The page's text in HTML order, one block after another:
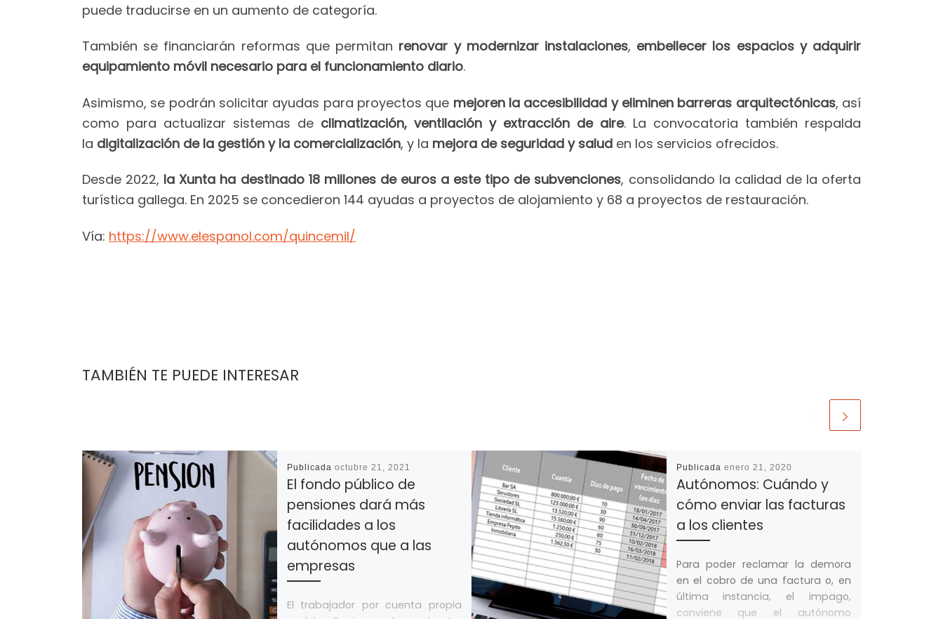
puede traducirse en un aumento de categoría.
También se financiarán reformas que permitan renovar y modernizar instalaciones, embellecer los espacios y adquirir
equipamiento móvil necesario para el funcionamiento diario.
Asimismo, se podrán solicitar ayudas para proyectos que mejoren la accesibilidad y eliminen barreras arquitectónicas, así
como para actualizar sistemas de climatización, ventilación y extracción de aire. La convocatoria también respalda
la digitalización de la gestión y la comercialización, y la mejora de seguridad y salud en los servicios ofrecidos.
Desde 2022, la Xunta ha destinado 18 millones de euros a este tipo de subvenciones, consolidando la calidad de la oferta
turística gallega. En 2025 se concedieron 144 ayudas a proyectos de alojamiento y 68 a proyectos de restauración.
Vía: https://www.elespanol.com/quincemil/
TAMBIÉN TE PUEDE INTERESAR
Publicada octubre 21, 2021
El fondo público de
pensiones dará más
facilidades a los
autónomos que a las
empresas
El trabajador por cuenta propia
Publicada enero 21, 2020
Autónomos: Cuándo y
cómo enviar las facturas
a los clientes
Para poder reclamar la demora
en el cobro de una factura o, en
última instancia, el impago,
conviene que el autónomo